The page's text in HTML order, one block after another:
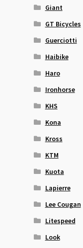
Giant
GT Bicycles
Guerciotti
Haibike
Haro
Ironhorse
KHS
Kona
Kross
KTM
Kuota
Lapierre
Lee Cougan
Litespeed
Look